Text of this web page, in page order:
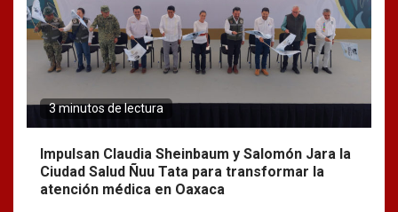
3 minutos de lectura
Impulsan Claudia Sheinbaum y Salomón Jara la
Ciudad Salud Ñuu Tata para transformar la
atención médica en Oaxaca